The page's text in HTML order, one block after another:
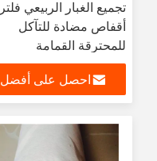
تجميع الغبار الربيعي فلتر
أقفاص مضادة للتآكل
للمحترقة القمامة
احصل على أفضل